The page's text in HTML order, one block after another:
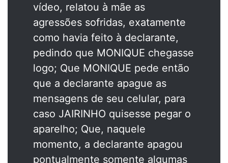
vídeo, relatou à mãe as
agressões sofridas, exatamente
como havia feito à declarante,
pedindo que MONIQUE chegasse
logo; Que MONIQUE pede então
que a declarante apague as
mensagens de seu celular, para
caso JAIRINHO quisesse pegar o
aparelho; Que, naquele
momento, a declarante apagou
pontualmente somente algumas